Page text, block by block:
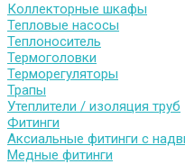
Коллекторные шкафы
Тепловые насосы
Теплоноситель
Термоголовки
Терморегуляторы
Трапы
Утеплители / изоляция труб
Фитинги
Аксиальные фитинги с
Медные фитинги